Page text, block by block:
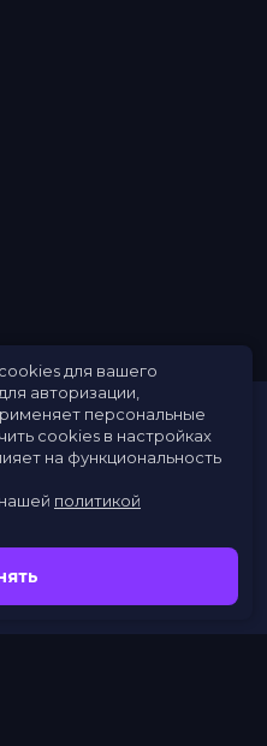
для вашего
авторизации,
персональные
cookies в настройках
на функциональность
политикой